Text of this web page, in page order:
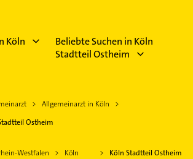
Köln
Beliebte Suchen in Köln
Stadtteil Ostheim
Allgemeinarzt in Köln
Ostheim
Westfalen Köln Köln Stadtteil Ostheim